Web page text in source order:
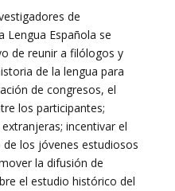
de
Lengua Española se
de reunir a filólogos y
de la lengua para
de congresos, el
los participantes;
incentivar el
los jóvenes estudiosos
la difusión de
el estudio histórico del